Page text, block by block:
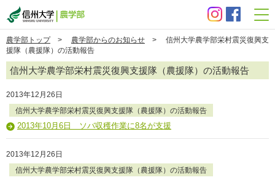
農学部トップ> 農学部からのお知らせ > 信州大学農学部栄村震災復興支
援隊（農援隊）の活動報告
信州大学農学部栄村震災復興支援隊（農援隊）の活動報告
2013年12月26日
信州大学農学部栄村震災復興支援隊（農援隊）の活動報告
2013年10月6日 ソバ収穫作業に8名が支援
2013年12月26日
信州大学農学部栄村震災復興支援隊（農援隊）の活動報告